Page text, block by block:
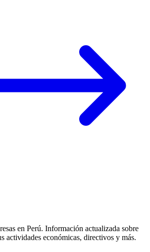
en Perú. Información actualizada sobre
actividades económicas, directivos y más.